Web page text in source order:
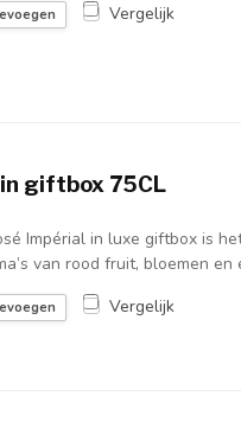
Vergelijk
giftbox 75CL
Impérial in luxe giftbox is
van rood fruit, bloemen en
Vergelijk